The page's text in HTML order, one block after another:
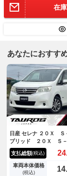
在
あなたにおすす
日産 セレナ ２０Ｘ Ｓ
ブリッド ２０Ｘ Ｓ－
リッド 左側パワースラ
ア アルミホイール エ
ン ＥＴＣ スマートキ
シュスタート パワス
支払総額(税込)
車両本体価格
(税込) 14.